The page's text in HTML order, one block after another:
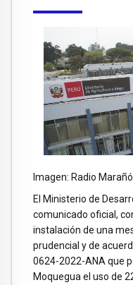
Imagen: Radio
El Ministerio de
comunicado oficial,
instalación de una
prudencial y de
0624-2022-ANA que
Moquegua el uso de